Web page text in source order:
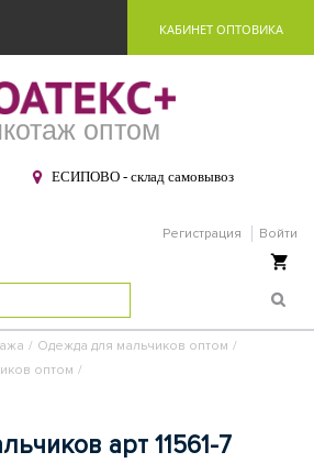
оптом
ЕСИПОВО - склад самовывоз
Регистрация Войти
КАБИНЕТ ОПТОВИКА
/ Одежда для мальчиков оптом /
оптом /
арт 11561-7